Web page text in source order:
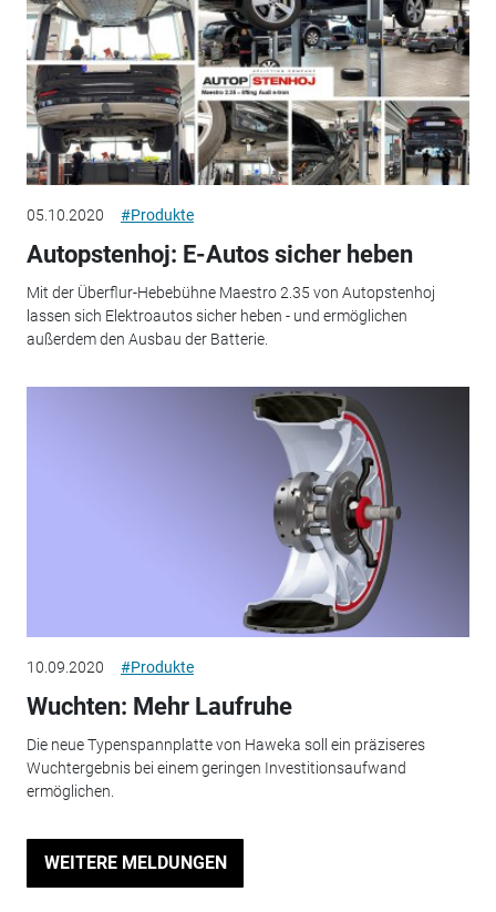
05.10.2020 #Produkte
Autopstenhoj: E-Autos sicher heben
Mit der Überflur-Hebebühne Maestro 2.35 von Autopstenhoj
lassen sich Elektroautos sicher heben - und ermöglichen
außerdem den Ausbau der Batterie.
10.09.2020 #Produkte
Wuchten: Mehr Laufruhe
Die neue Typenspannplatte von Haweka soll ein präziseres
Wuchtergebnis bei einem geringen Investitionsaufwand
ermöglichen.
WEITERE MELDUNGEN